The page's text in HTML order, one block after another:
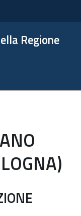
Regione